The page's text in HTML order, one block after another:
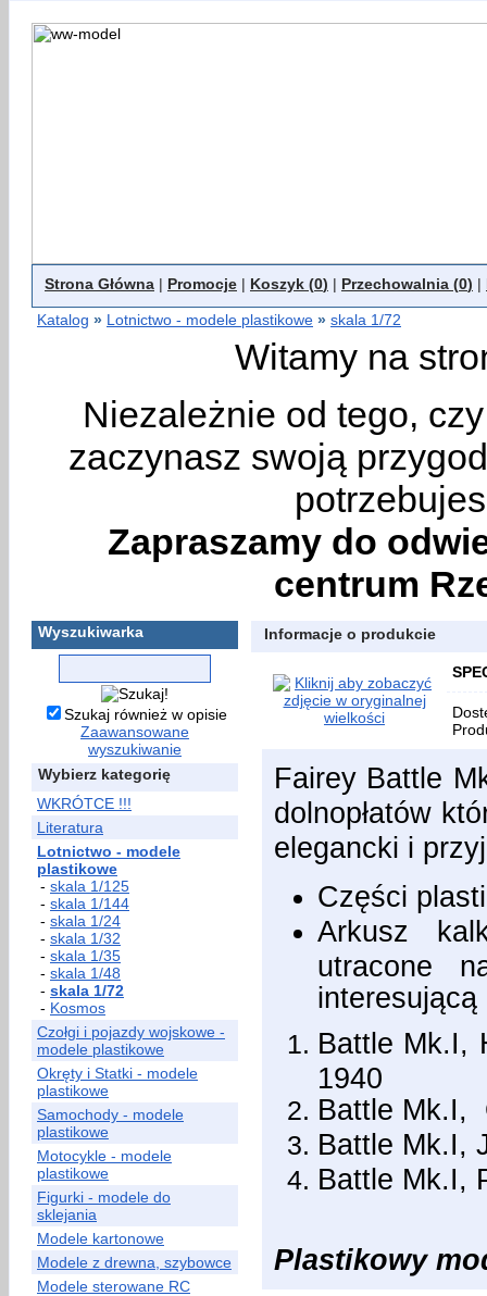
Strona Główna | Promocje | Koszyk (0) | Przechowalnia (0) |
Katalog » Lotnictwo - modele plastikowe » skala 1/72
Witamy na
Niezależnie od tego,
zaczynasz swoją
Zapraszamy do
centrum
Wyszukiwarka
Szukaj również w opisie
Zaawansowane
wyszukiwanie
Wybierz kategorię
WKRÓTCE !!!
Literatura
Lotnictwo - modele
plastikowe
- skala 1/125
- skala 1/144
- skala 1/24
- skala 1/32
- skala 1/35
- skala 1/48
- skala 1/72
- Kosmos
Czołgi i pojazdy wojskowe -
modele plastikowe
Okręty i Statki - modele
plastikowe
Samochody - modele
plastikowe
Motocykle - modele
plastikowe
Figurki - modele do
sklejania
Modele kartonowe
Modele z drewna, szybowce
Modele sterowane RC
Informacje o produkcie
Fairey Battle
dolnopłatów
elegancki i
Części
Arkusz
utracone
interesującą
Battle Mk.I,
1940
Battle Mk.I,
Battle Mk.I,
Battle Mk.I,
Plastikowy